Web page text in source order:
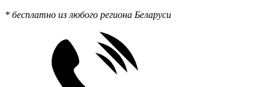
* бесплатно из любого региона Беларуси